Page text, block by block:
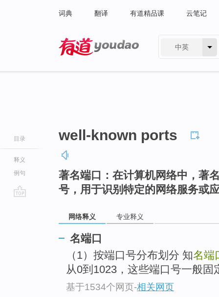
词典 翻译 有道精品课 云笔记
中英
目录
释义
例句
well-known ports
著名端口：在计算机网络中，著
号，用于识别特定的网络服务或
网络释义 专业释义
名端口
（1）按端口号分布划分 知名端
从0到1023，这些端口号一般固
基于1534个网页-相关网页